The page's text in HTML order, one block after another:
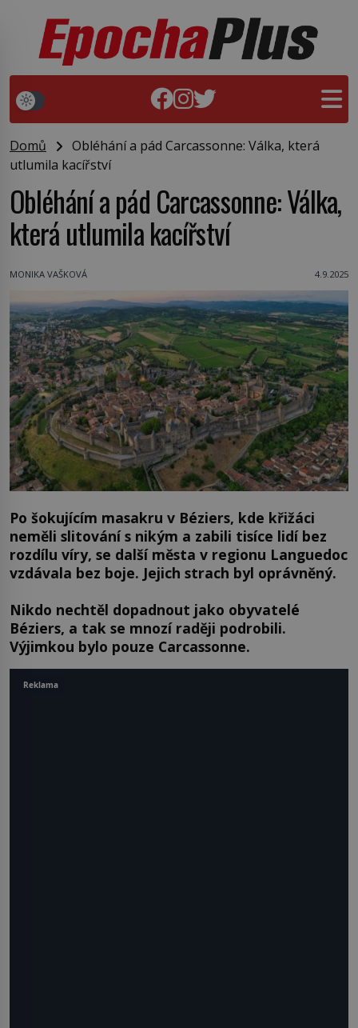
Domů
Obléhání a pád Carcassonne: Válka, která
utlumila kacířství
Obléhání a pád Carcassonne: Válka,
která utlumila kacířství
MONIKA VAŠKOVÁ 4.9.2025
Po šokujícím masakru v Béziers, kde křižáci
neměli slitování s nikým a zabili tisíce lidí bez
rozdílu víry, se další města v regionu Languedoc
vzdávala bez boje. Jejich strach byl oprávněný.
Nikdo nechtěl dopadnout jako obyvatelé
Béziers, a tak se mnozí raději podrobili.
Výjimkou bylo pouze Carcassonne.
Reklama